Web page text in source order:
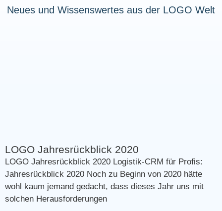
Neues und Wissenswertes aus der LOGO Welt
LOGO Jahresrückblick 2020
LOGO Jahresrückblick 2020 Logistik-CRM für Profis:
Jahresrückblick 2020 Noch zu Beginn von 2020 hätte
wohl kaum jemand gedacht, dass dieses Jahr uns mit
solchen Herausforderungen